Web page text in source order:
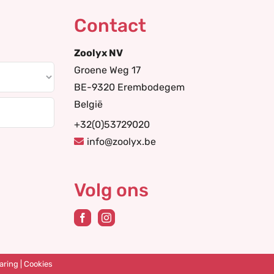
Contact
Zoolyx NV
Groene Weg 17
BE-9320 Erembodegem
België
+32(0)53729020
info@zoolyx.be
Volg ons
Cookies